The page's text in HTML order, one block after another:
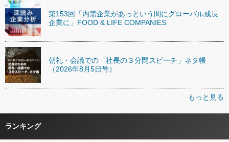
第153回「内需企業があっという間にグローバル成長
企業に」FOOD & LIFE COMPANIES
朝礼・会議での「社長の３分間スピーチ」ネタ帳
（2026年8月5日号）
もっと見る
ランキング